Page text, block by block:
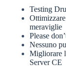
Testing
meraviglie
Please
Nessuno
Migliorare
Server CE